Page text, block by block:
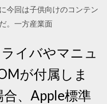
今回は子供向けのコンテン
。一方産業面
イバやマニュ
が付属しま
、Apple標準